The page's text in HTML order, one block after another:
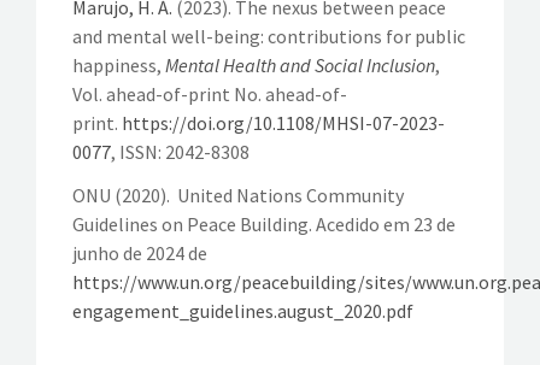
Marujo, H. Á. (2023). The nexus between peace
and mental well-being: contributions for public
happiness, Mental Health and Social Inclusion,
Vol. ahead-of-print No. ahead-of-
print. https://doi.org/10.1108/MHSI-07-2023-
0077, ISSN: 2042-8308
ONU (2020). United Nations Community
Guidelines on Peace Building. Acedido em 23 de
junho de 2024 de
https://www.un.org/peacebuilding/sites/
engagement_guidelines.august_2020.pdf